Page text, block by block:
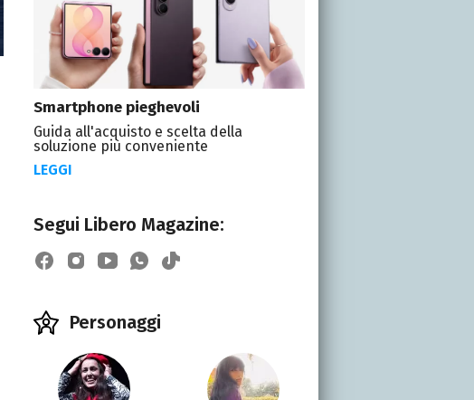
Smartphone pieghevoli
Guida all'acquisto e scelta della
soluzione più conveniente
LEGGI
Segui Libero Magazine:
Personaggi